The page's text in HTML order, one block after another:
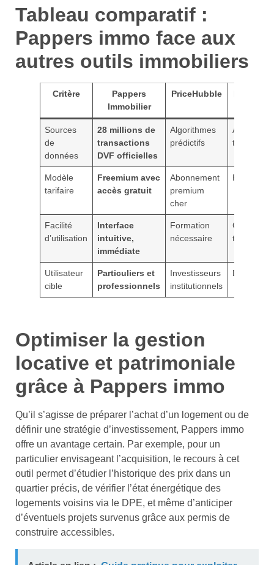
Tableau comparatif :
Pappers immo face aux
autres outils immobiliers
Critère
Pappers
Immobilier
PriceHubble
Sources
de
données
28 millions de
transactions
DVF officielles
Algorithmes
prédictifs
Annonces
temps réel
Modèle
tarifaire
Freemium avec
accès gratuit
Abonnement
premium
cher
Payant
Facilité
d’utilisation
Interface
intuitive,
immédiate
Formation
nécessaire
Complexe
technique
Utilisateur
cible
Particuliers et
professionnels
Investisseurs
institutionnels
Optimiser la gestion
locative et patrimoniale
grâce à Pappers immo
Qu’il s’agisse de préparer l’achat d’un logement ou de
définir une stratégie d’investissement, Pappers immo
offre un avantage certain. Par exemple, pour un
particulier envisageant l’acquisition, le recours à cet
outil permet d’étudier l’historique des prix dans un
quartier précis, de vérifier l’état énergétique des
logements voisins via le DPE, et même d’anticiper
d’éventuels projets survenus grâce aux permis de
construire accessibles.